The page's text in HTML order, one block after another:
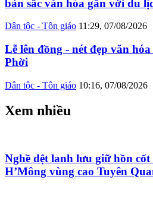
bản sắc văn hóa gắn với du
Dân tộc - Tôn giáo 11:29, 07/08/2026
Lễ lên đồng - nét đẹp văn
Phời
Dân tộc - Tôn giáo 10:16, 07/08/2026
Xem nhiều
Nghề dệt lanh lưu giữ hồn
H’Mông vùng cao Tuyên